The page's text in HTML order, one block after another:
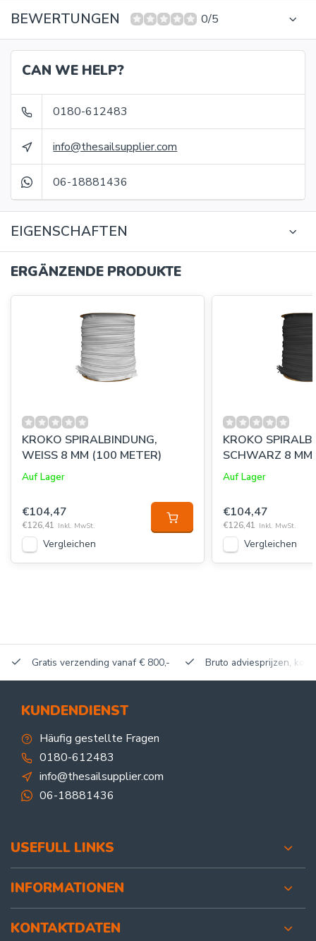
BEWERTUNGEN 0/5
CAN WE HELP?
0180-612483
info@thesailsupplier.com
06-18881436
EIGENSCHAFTEN
ERGÄNZENDE PRODUKTE
KROKO SPIRALBINDUNG,
WEISS 8 MM (100 METER)
Auf Lager
€104,47
€126,41 Inkl. MwSt.
Vergleichen
KROKO
SCHWARZ 8
Auf Lager
€104,47
€126,41 Inkl. MwSt.
Vergleichen
Gratis verzending vanaf € 800,- Bruto adviesprijzen,
KUNDENDIENST
Häufig gestellte Fragen
0180-612483
info@thesailsupplier.com
06-18881436
USEFULL LINKS
INFORMATIONEN
KONTAKTDATEN